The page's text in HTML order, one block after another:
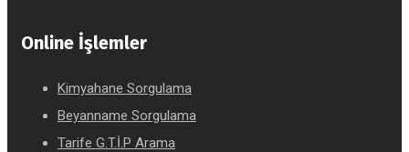
Online İşlemler
Kimyahane Sorgulama
Beyanname Sorgulama
Tarife G.T.İ.P Arama